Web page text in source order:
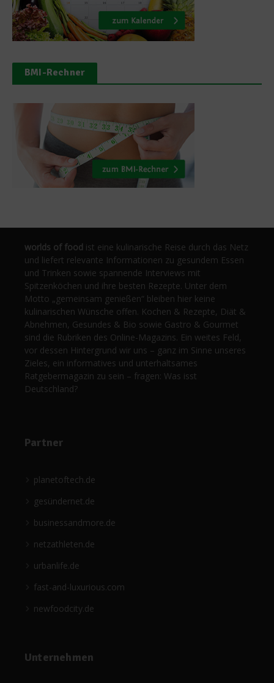
BMI-Rechner
worlds of food ist eine kulinarische Reise durch das Netz
und liefert relevante Informationen zu gesundem Essen
und Trinken sowie spannende Interviews mit
Spitzenköchen und ihre besten Rezepte. Unter dem
Motto „gemeinsam genießen“ bleiben hier keine
kulinarischen Wünsche offen. Kochen & Rezepte, Diät &
Abnehmen, Gesundes & Bio sowie Gastro & Gourmet
sind die Rubriken des Online-Magazins. Ein weites Feld,
vor dessen Hintergrund wir uns – ganz im Sinne unseres
Zieles, ein informatives und unterhaltsames
Ratgebermagazin zu sein – fragen: Was isst
Deutschland?
Partner
planetoftech.de
gesündernet.de
businessandmore.de
netzathleten.de
urbanlife.de
fast-and-luxurious.com
newfoodcity.de
Unternehmen